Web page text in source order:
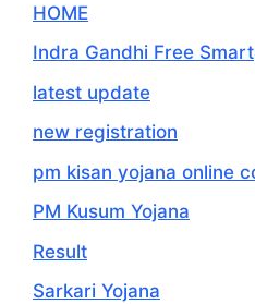
HOME
Indra Gandhi Free
latest update
new registration
pm kisan yojana online
PM Kusum Yojana
Result
Sarkari Yojana